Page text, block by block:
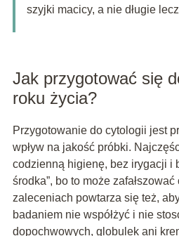
szyjki macicy, a nie długie
Jak przygotować się
roku życia?
Przygotowanie do cytologii jest
wpływ na jakość próbki.
codzienną higienę, bez irygacji i
środka”, bo to może
zaleceniach powtarza się też,
badaniem nie współżyć i nie
dopochwowych, globulek ani